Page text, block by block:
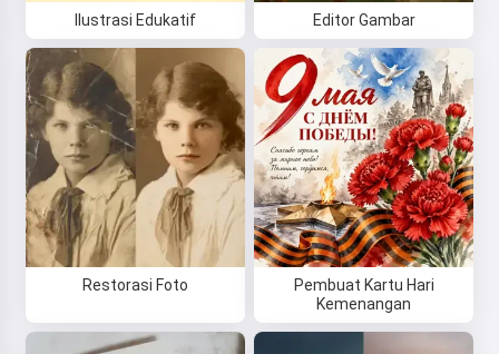
Ilustrasi Edukatif Editor Gambar
Restorasi Foto
Pembuat Kartu Hari
Kemenangan